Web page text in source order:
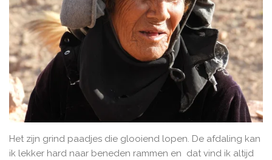
Het zijn grind paadjes die glooiend lopen. De afdaling kan
ik lekker hard naar beneden rammen en dat vind ik altijd